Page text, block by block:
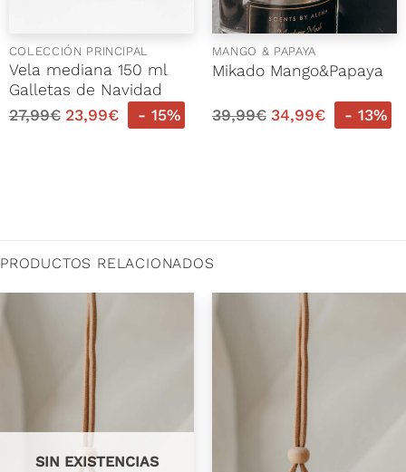
COLECCIÓN PRINCIPAL
Vela mediana 150 ml
Galletas de Navidad
27,99€ 23,99€ - 15%
MANGO & PAPAYA
Mikado Mango&Papaya
39,99€ 34,99€ - 13%
PRODUCTOS RELACIONADOS
SIN EXISTENCIAS